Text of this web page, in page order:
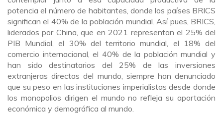
potencia el número de habitantes, donde los países BRICS
significan el 40% de la población mundial. Así pues, BRICS,
liderados por China, que en 2021 representan el 25% del
PIB Mundial, el 30% del territorio mundial, el 18% del
comercio internacional, el 40% de la población mundial y
han sido destinatarios del 25% de las inversiones
extranjeras directas del mundo, siempre han denunciado
que su peso en las instituciones imperialistas desde donde
los monopolios dirigen el mundo no refleja su aportación
económica y demográfica al mundo.